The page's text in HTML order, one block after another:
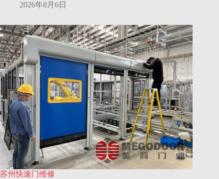
2026年8月6日
苏州快速门维修